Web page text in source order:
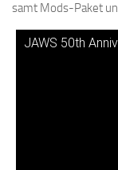
samt Mods-Paket
JAWS 50th